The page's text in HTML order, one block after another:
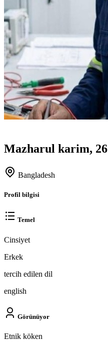
Mazharul karim, 26
Bangladesh
Profil bilgisi
Temel
Cinsiyet
Erkek
tercih edilen dil
english
Görünüyor
Etnik köken